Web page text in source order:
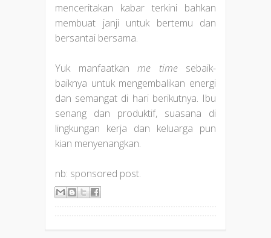
menceritakan kabar terkini bahkan
membuat janji untuk bertemu dan
bersantai bersama.
Yuk manfaatkan me time sebaik-
baiknya untuk mengembalikan energi
dan semangat di hari berikutnya. Ibu
senang dan produktif, suasana di
lingkungan kerja dan keluarga pun
kian menyenangkan.
nb: sponsored post.